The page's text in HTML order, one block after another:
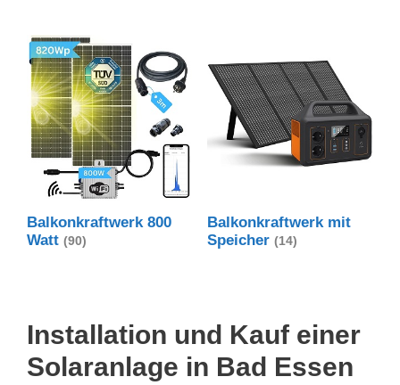
Balkonkraftwerk 800
Watt (90)
Balkonkraftwerk mit
Speicher (14)
Installation und Kauf einer
Solaranlage in Bad Essen